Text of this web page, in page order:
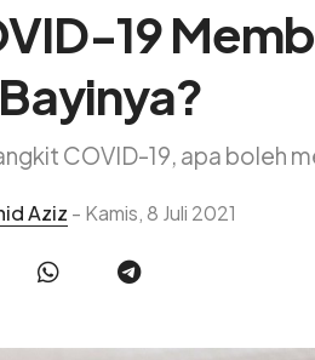
19
COVID-19, apa boleh
Aziz - Kamis, 8 Juli 2021